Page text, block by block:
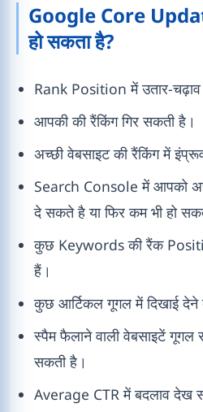
Google Core
हो सकता है?
Rank Position में उतार-
आपकी की रैंकिंग गिर सकती है।
अच्छी वेबसाइट की रैंकिंग में
Search Console में आपको
दे सकते है या फिर कम भी हो
कुछ Keywords की रैंक
हैं।
कुछ आर्टिकल गूगल में दिखाई
स्पैम फैलाने वाली वेबसाइटें गूगल
सकती है।
Average CTR में बदलाव देख